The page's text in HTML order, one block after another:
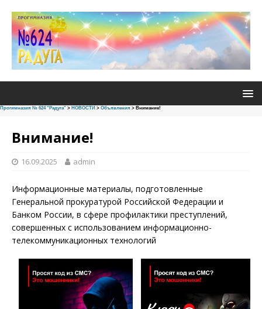
Прогимназия № 624 "Радуга" > НОВОСТИ > Объявления > Внимание!
Внимание!
16.09.2025 admin
Информационные материалы, подготовленные
Генеральной прокуратурой Российской Федерации и
Банком России, в сфере профилактики преступлений,
совершенных с использованием информационно-
телекоммуникационных технологий